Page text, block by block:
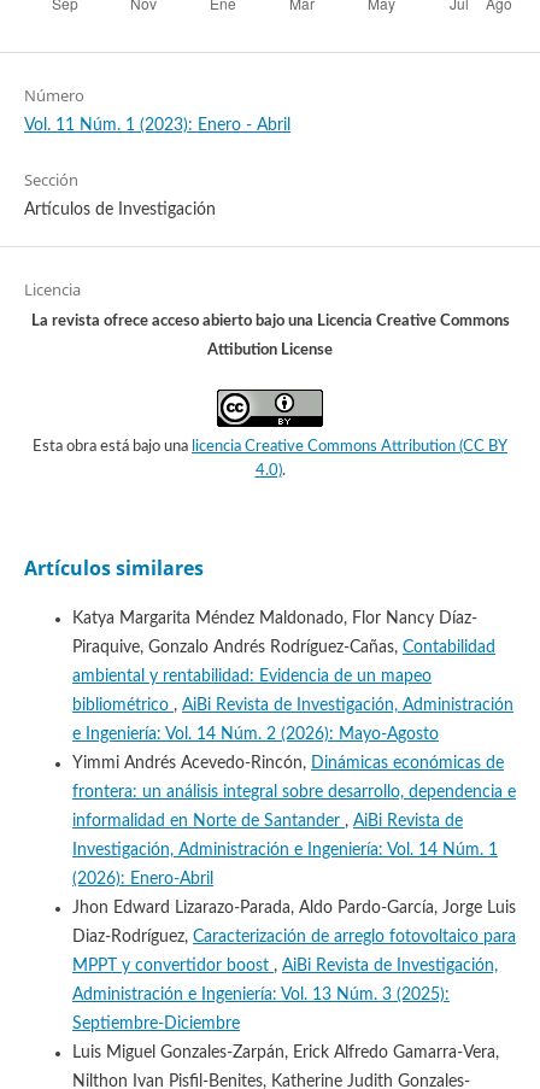
Número
Vol. 11 Núm. 1 (2023): Enero - Abril
Sección
Artículos de Investigación
Licencia
La revista ofrece acceso abierto bajo una Licencia Creative Commons
Attibution License
Esta obra está bajo una licencia Creative Commons Attribution (CC BY
4.0).
Artículos similares
Katya Margarita Méndez Maldonado, Flor Nancy Díaz-
Piraquive, Gonzalo Andrés Rodríguez-Cañas, Contabilidad
ambiental y rentabilidad: Evidencia de un mapeo
bibliométrico , AiBi Revista de Investigación, Administración
e Ingeniería: Vol. 14 Núm. 2 (2026): Mayo-Agosto
Yimmi Andrés Acevedo-Rincón, Dinámicas económicas de
frontera: un análisis integral sobre desarrollo, dependencia e
informalidad en Norte de Santander , AiBi Revista de
Investigación, Administración e Ingeniería: Vol. 14 Núm. 1
(2026): Enero-Abril
Jhon Edward Lizarazo-Parada, Aldo Pardo-García, Jorge Luis
Diaz-Rodríguez, Caracterización de arreglo fotovoltaico para
MPPT y convertidor boost , AiBi Revista de Investigación,
Administración e Ingeniería: Vol. 13 Núm. 3 (2025):
Septiembre-Diciembre
Luis Miguel Gonzales-Zarpán, Erick Alfredo Gamarra-Vera,
Nilthon Ivan Pisfil-Benites, Katherine Judith Gonzales-